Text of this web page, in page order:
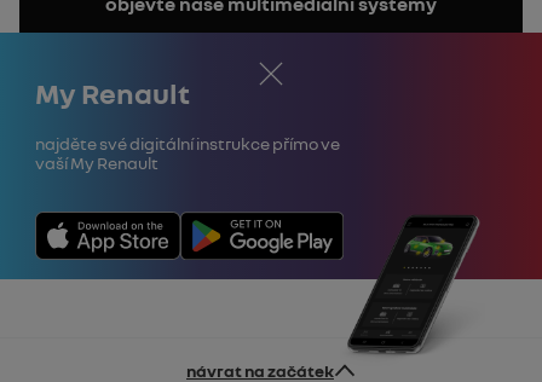
manuál
Zavřít
My Renault
Najděte své digitální instrukce přímo ve
vaší My Renault
návrat na začátek